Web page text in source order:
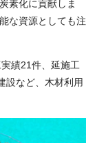
素化に貢献しま
な資源としても注
実績21件、延施工
設など、木材利用